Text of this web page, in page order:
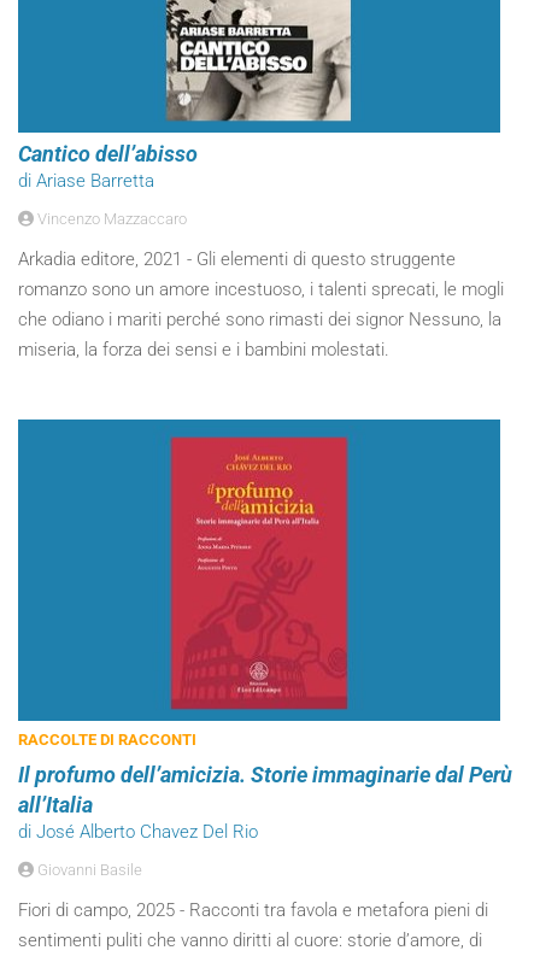
Cantico dell’abisso
di Ariase Barretta
Vincenzo Mazzaccaro
Arkadia editore, 2021 - Gli elementi di questo struggente
romanzo sono un amore incestuoso, i talenti sprecati, le mogli
che odiano i mariti perché sono rimasti dei signor Nessuno, la
miseria, la forza dei sensi e i bambini molestati.
RACCOLTE DI RACCONTI
Il profumo dell’amicizia. Storie immaginarie dal Perù
all’Italia
di José Alberto Chavez Del Rio
Giovanni Basile
Fiori di campo, 2025 - Racconti tra favola e metafora pieni di
sentimenti puliti che vanno diritti al cuore: storie d’amore, di